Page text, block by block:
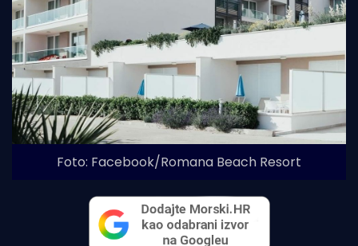
Foto: Facebook/Romana Beach Resort